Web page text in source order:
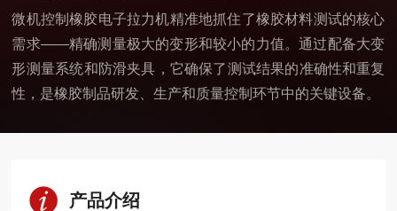
微机控制橡胶电子拉力机精准地抓住了橡胶材料测试的核心
需求——​​精确测量极大的变形和较小的力值​​。通过配备​​大变
形测量系统​​和​​防滑夹具​​，它确保了测试结果的准确性和重复
性，是橡胶制品研发、生产和质量控制环节中的关键设备。
产品介绍